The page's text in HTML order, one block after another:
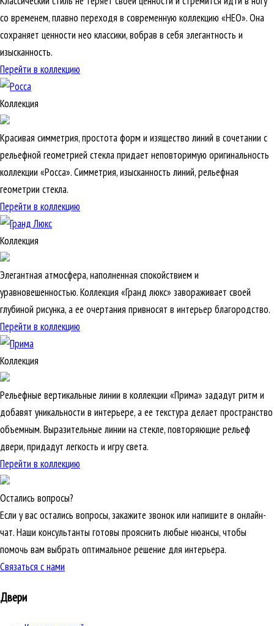
со временем, плавно переходя в современную коллекцию «НЕО». Она
сохраняет ценности нео классики, вобрав в себя элегантность и
изысканность.
Перейти в коллекцию
Коллекция
Красивая симметрия, простота форм и изящество линий в сочетании с
рельефной геометрией стекла придает неповторимую оригинальность
коллекции «Росса». Симметрия, изысканность линий, рельефная
геометрии стекла.
Перейти в коллекцию
Коллекция
Элегантная атмосфера, наполненная спокойствием и
уравновешенностью. Коллекция «Гранд люкс» завораживает своей
глубиной рисунка, а ее очертания привносят в интерьер благородство.
Перейти в коллекцию
Коллекция
Рельефные вертикальные линии в коллекции «Прима» зададут ритм и
добавят уникальности в интерьере, а ее текстура делает пространство
объемным. Выразительные линии на стекле, повторяющие рельеф
двери, придадут легкость и игру света.
Перейти в коллекцию
Остались вопросы?
Если у вас остались вопросы, закажите звонок или напишите в онлайн-
чат. Наши консультанты готовы прояснить любые нюансы, чтобы
помочь вам выбрать оптимальное решение для интерьера.
Связаться с нами
Двери